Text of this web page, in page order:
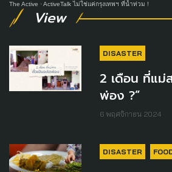
The Active ·ActiveTalk ไม่ใช่แค่กรุงเทพฯ ที่น้ำท่วม !
View
DISASTER
2 เดือน ที่แม่ส
พ่อง ?”
6 พฤศจิกายน 2024
DISASTER